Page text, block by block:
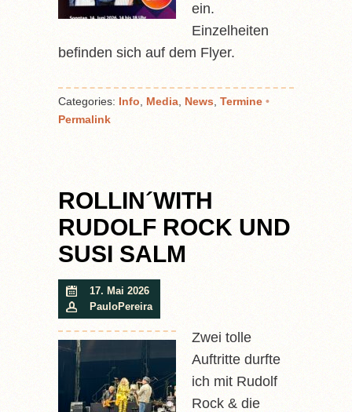
ein.
Einzelheiten
befinden sich auf dem Flyer.
Categories: Info Media News Termine •
Permalink
ROLLIN´WITH
RUDOLF ROCK UND
SUSI SALM
17. Mai 2026
PauloPereira
Zwei tolle
Auftritte durfte
ich mit Rudolf
Rock & die